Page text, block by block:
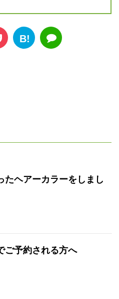
B!
たヘアーカラーをしまし
ご予約される方へ